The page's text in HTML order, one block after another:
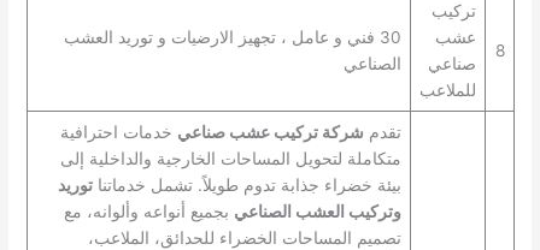
8
تركيب
عشب
صناعي
للملاعب
30 فني و عامل ، تجهيز الارضيات و توريد العشب
الصناعي
تقدم شركة تركيب عشب صناعي خدمات احترافية
متكاملة لتحويل المساحات الخارجية والداخلية إلى
بيئة خضراء جذابة تدوم طويلاً. تشمل خدماتنا توريد
وتركيب العشب الصناعي بجميع أنواعه وألوانه، مع
تصميم المساحات الخضراء للحدائق، الملاعب،